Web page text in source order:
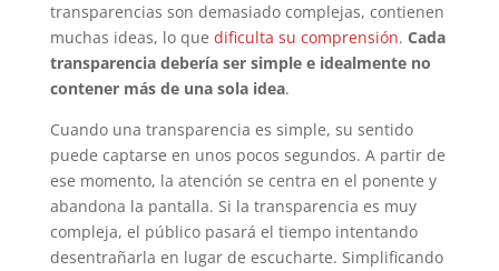
transparencias son demasiado complejas, contienen
muchas ideas, lo que dificulta su comprensión. Cada
transparencia debería ser simple e idealmente no
contener más de una sola idea.
Cuando una transparencia es simple, su sentido
puede captarse en unos pocos segundos. A partir de
ese momento, la atención se centra en el ponente y
abandona la pantalla. Si la transparencia es muy
compleja, el público pasará el tiempo intentando
desentrañarla en lugar de escucharte. Simplificando